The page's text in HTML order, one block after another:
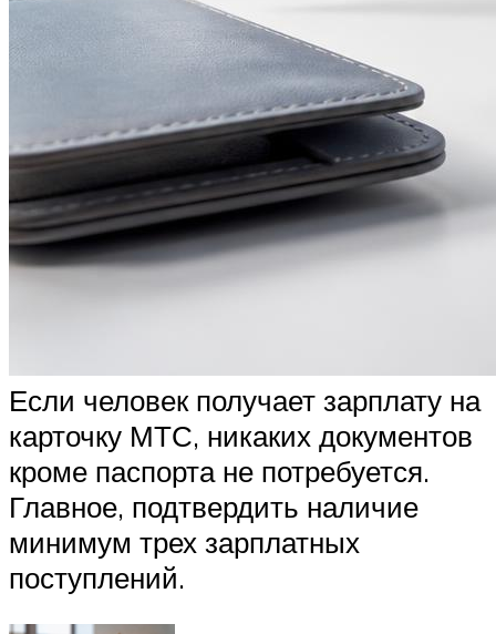
Если человек получает зарплату на
карточку МТС, никаких документов
кроме паспорта не потребуется.
Главное, подтвердить наличие
минимум трех зарплатных
поступлений.